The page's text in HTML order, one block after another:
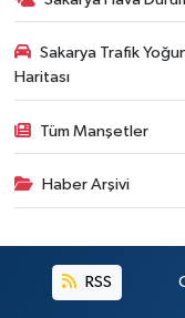
Sakarya Trafik
Haritası
Tüm Manşetler
Haber Arşivi
RSS